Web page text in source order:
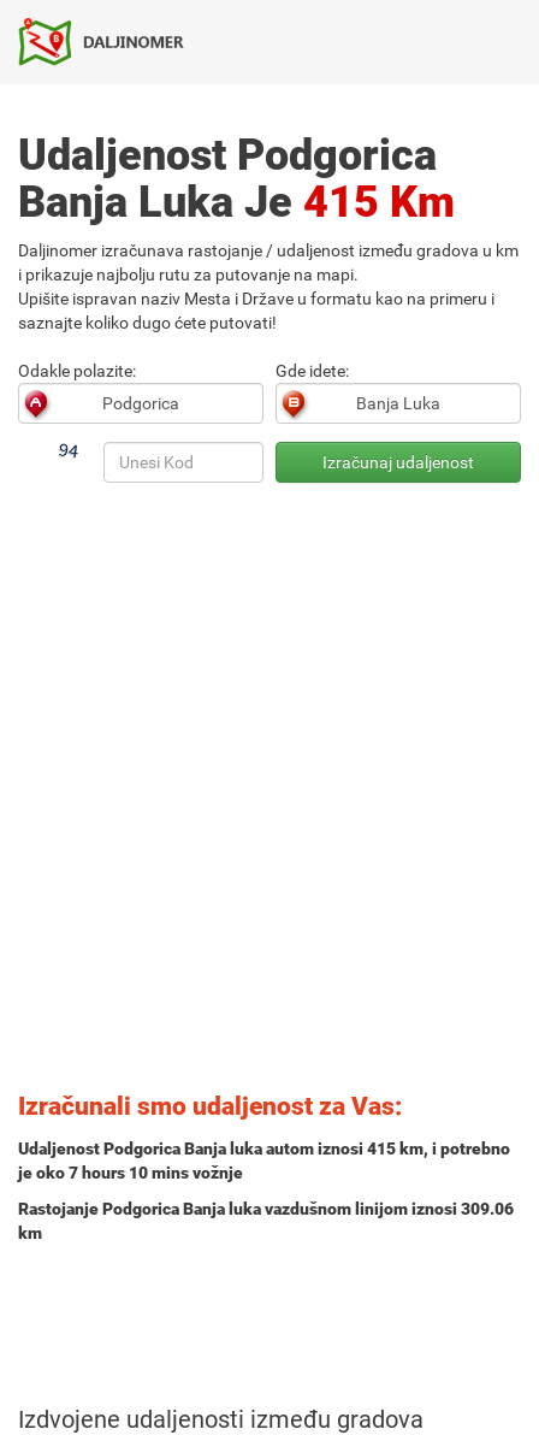
Udaljenost Podgorica
Banja Luka Je 415 Km
Daljinomer izračunava rastojanje / udaljenost između gradova u km
i prikazuje najbolju rutu za putovanje na mapi.
Upišite ispravan naziv Mesta i Države u formatu kao na primeru i
saznajte koliko dugo ćete putovati!
Odakle polazite: Gde idete:
Izračunali smo udaljenost za Vas:
Udaljenost Podgorica Banja luka autom iznosi 415 km, i potrebno
je oko7 hours 10 minsvožnje
Rastojanje Podgorica Banja luka vazdušnom linijom iznosi 309.06
km
Izdvojene udaljenosti između gradova